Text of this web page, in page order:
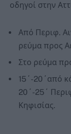
οδηγοί στην
Από Περιφ.
ρεύμα προς
Στο ρεύμα
15΄-20΄από
20΄-25΄
Κηφισίας.